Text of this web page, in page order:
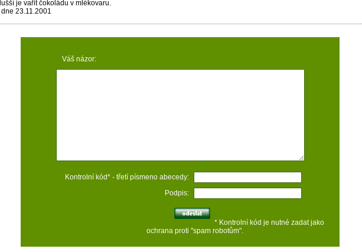
je vařit čokoládu v mlékovaru.
23.11.2001
Váš názor:
Kontrolní kód* - třetí písmeno abecedy:
Podpis:
* Kontrolní kód je nutné zadat jako
ochrana proti "spam robotům".